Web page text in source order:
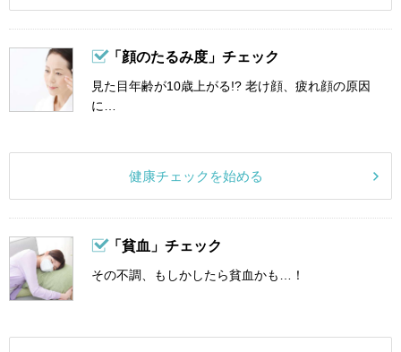
「顔のたるみ度」チェック
見た目年齢が10歳上がる!? 老け顔、疲れ顔の原因
に…
健康チェックを始める
「貧血」チェック
その不調、もしかしたら貧血かも…！